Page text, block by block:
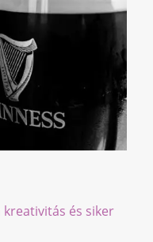
kreativitás és siker